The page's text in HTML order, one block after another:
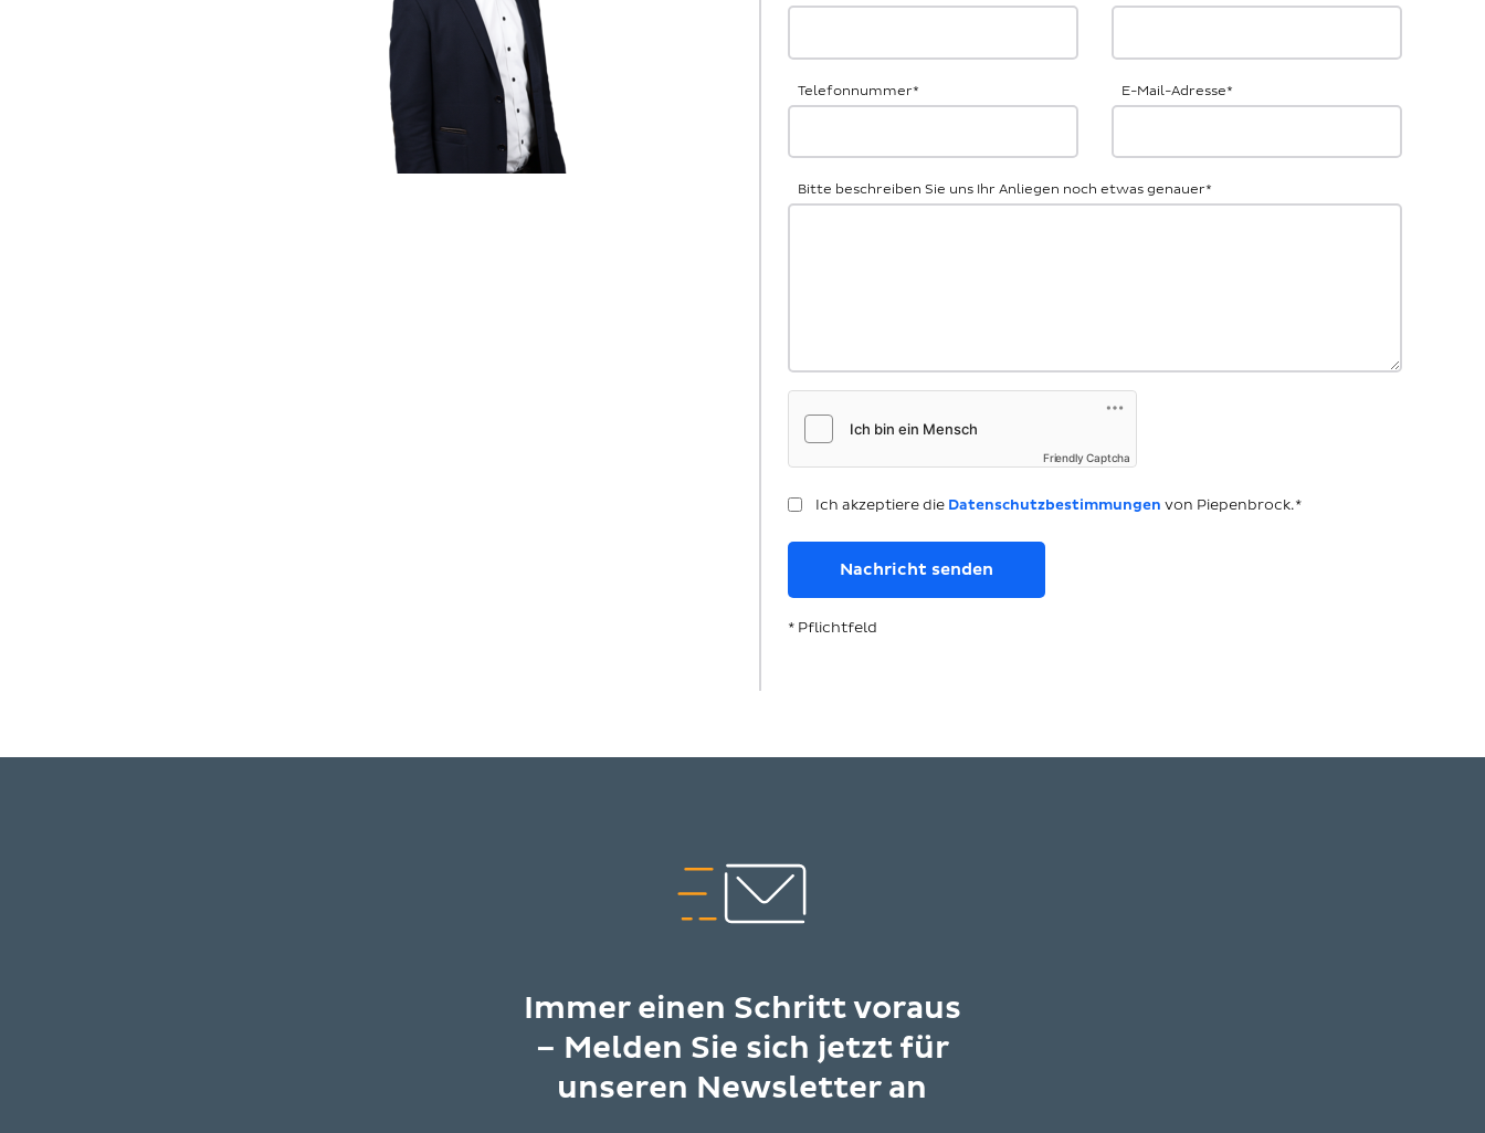
Telefonnummer* E-Mail-Adresse*
Bitte beschreiben Sie uns Ihr Anliegen noch etwas genauer*
Friendly Captcha
Ich akzeptiere die Datenschutzbestimmungen von Piepenbrock.*
* Pflichtfeld
Immer einen Schritt voraus
– Melden Sie sich jetzt für
unseren Newsletter an